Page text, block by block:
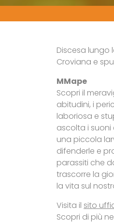
Discesa lungo
Croviana e
MMape
Scopri il
abitudini, i
laboriosa e
ascolta i
una piccola
difenderle e
parassiti che
trascorre la
la vita sul
Visita il sito
Scopri di più